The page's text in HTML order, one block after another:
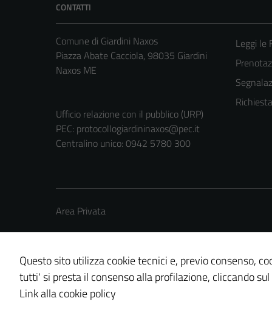
CONTATTI
Comune di Giardini Naxos
Piazza Abate Cacciola, 98035 Giardini
Naxos ME
Ufficio relazione con il pubblico (URP)
PEC: protocollogiardininaxos@pec.it
Centralino unico: 0942 5780 300
Leggi le
Area Privata
Credits: © Technical Design s.r.l.
Questo sito utilizza cookie tecnici e, previo consenso,
tutti' si presta il consenso alla profilazione, cliccando
Link alla cookie policy